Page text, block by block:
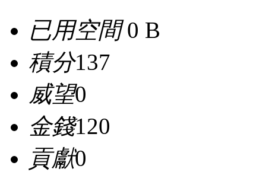
已用空間0 B
積分137
威望0
金錢120
貢獻0